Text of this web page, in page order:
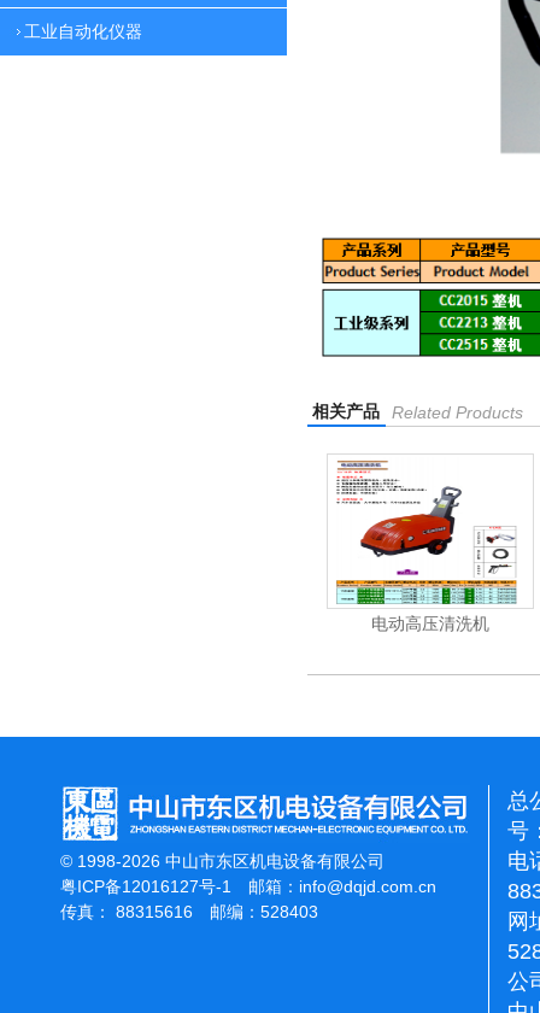
工业自动化仪器
相关产品 Related Products
电动高压清洗机
© 1998-2026 中山市东区机电设备有限公司
粤ICP备12016127号-1 邮箱： info@dqjd.com.cn
传真： 88315616 邮编：528403
总
号
电
网
公